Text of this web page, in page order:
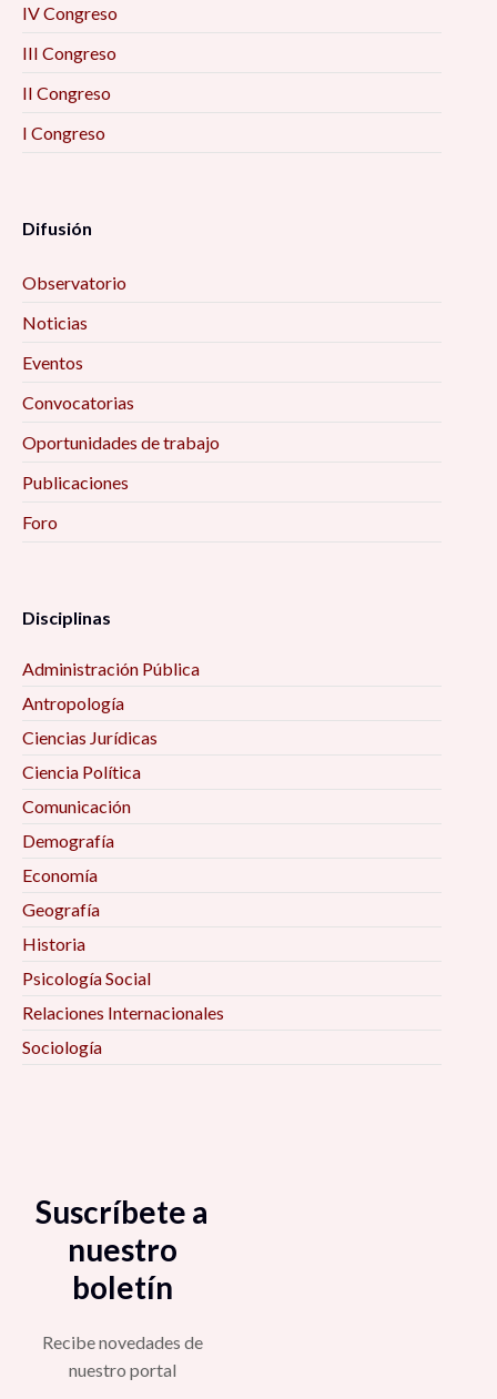
IV Congreso
III Congreso
II Congreso
I Congreso
Difusión
Observatorio
Noticias
Eventos
Convocatorias
Oportunidades de trabajo
Publicaciones
Foro
Disciplinas
Administración Pública
Antropología
Ciencias Jurídicas
Ciencia Política
Comunicación
Demografía
Economía
Geografía
Historia
Psicología Social
Relaciones Internacionales
Sociología
Suscríbete a
nuestro
boletín
Recibe novedades de
nuestro portal